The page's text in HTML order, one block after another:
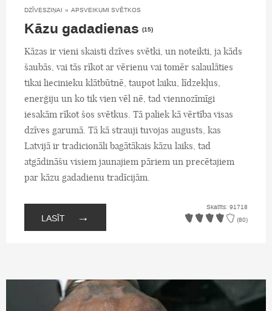
DZĪVESZIŅAI » APSVEIKUMI SVĒTKOS
Kāzu gadadienas (15)
Kāzas ir vieni skaisti dzīves svētki, un noteikti, ja kāds
šaubās, vai tās rīkot ar vērienu vai tomēr salaulāties
tikai liecinieku klātbūtnē, taupot laiku, līdzekļus,
enerģiju un ko tik vien vēl nē, tad viennozīmīgi
iesakām rīkot šos svētkus. Tā paliek kā vērtība visas
dzīves garumā. Tā kā strauji tuvojas augusts, kas
Latvijā ir tradicionāli bagātākais kāzu laiks, tad
atgādināšu visiem jaunajiem pāriem un precētajiem
par kāzu gadadienu tradīcijām.
LASĪT →
Skatīts: 91718
(80)